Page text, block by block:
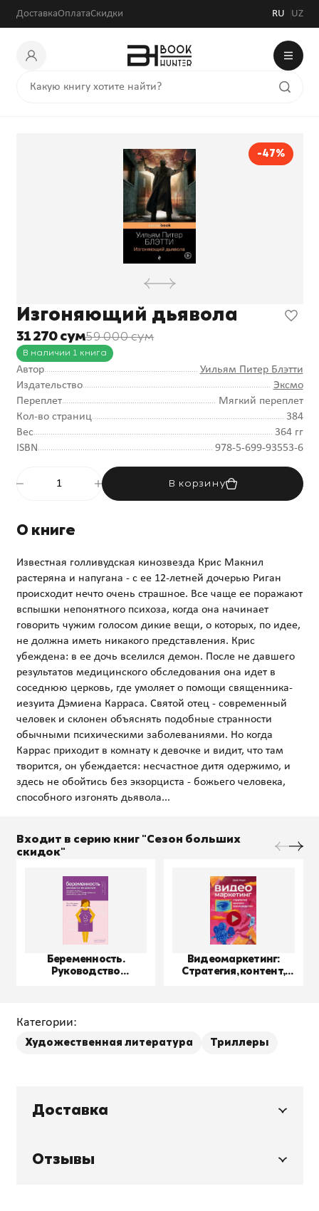
ДоставкаОплатаСкидки RU UZ
-47%
Изгоняющий дьявола
31 270 сум59 000 сум
В наличии 1 книга
Автор
Уильям Питер Блэтти
Издательство
Эксмо
Переплет
Мягкий переплет
Кол-во страниц
384
Вес
364 гг
ISBN
978-5-699-93553-6
В корзину
О книге
Известная голливудская кинозвезда Крис Макнил
растеряна и напугана - с ее 12-летней дочерью Риган
происходит нечто очень страшное. Все чаще ее поражают
вспышки непонятного психоза, когда она начинает
говорить чужим голосом дикие вещи, о которых, по идее,
не должна иметь никакого представления. Крис
убеждена: в ее дочь вселился демон. После не давшего
результатов медицинского обследования она идет в
соседнюю церковь, где умоляет о помощи священника-
иезуита Дэмиена Карраса. Святой отец - современный
человек и склонен объяснять подобные странности
обычными психическими заболеваниями. Но когда
Каррас приходит в комнату к девочке и видит, что там
творится, он убеждается: несчастное дитя одержимо, и
здесь не обойтись без экзорциста - божьего человека,
Входит в серию книг "Сезон больших
скидок"
Беременность.
Руководство
Видеомаркетинг:
Стратегия, контент,
Категории:
Художественная литература Триллеры
Доставка
Отзывы